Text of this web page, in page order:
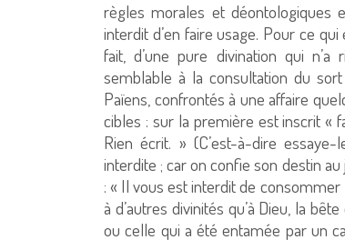
règles morales et déontologiques
interdit d’en faire usage. Pour ce
fait, d’une pure divination qui
semblable à la consultation du
Païens, confrontés à une affaire
cibles : sur la première est inscrit «
Rien écrit. » (C’est-à-dire
interdite ; car on confie son destin
: « Il vous est interdit de
à d’autres divinités qu’à Dieu, la
ou celle qui a été entamée par un